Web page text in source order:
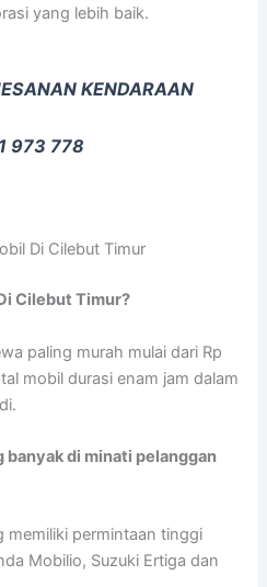
yang lebih baik.
KENDARAAN
973 778
Di Cilebut Timur
Cilebut Timur?
paling murah mulai dari Rp
mobil durasi enam jam dalam
banyak di minati pelanggan
memiliki permintaan tinggi
Mobilio, Suzuki Ertiga dan